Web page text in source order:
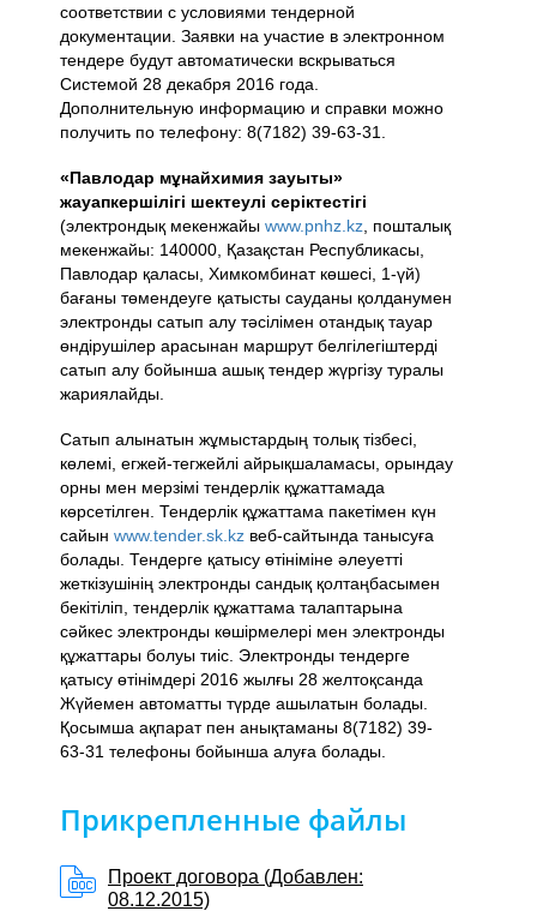
соответствии с условиями тендерной
документации. Заявки на участие в электронном
тендере будут автоматически вскрываться
Системой 28 декабря 2016 года.
Дополнительную информацию и справки можно
получить по телефону: 8(7182) 39-63-31.
«Павлодар мұнайхимия зауыты»
жауапкершілігі шектеулі серіктестігі
(электрондық мекенжайы www.pnhz.kz , пошталық
мекенжайы: 140000, Қазақстан Республикасы,
Павлодар қаласы, Химкомбинат көшесі, 1-үй)
бағаны төмендеуге қатысты сауданы қолданумен
электронды сатып алу тәсілімен отандық тауар
өндірушілер арасынан маршрут белгілегіштерді
сатып алу бойынша ашық тендер жүргізу туралы
жариялайды.
Сатып алынатын жұмыстардың толық тізбесі,
көлемі, егжей-тегжейлі айрықшаламасы, орындау
орны мен мерзімі тендерлік құжаттамада
көрсетілген. Тендерлік құжаттама пакетімен күн
сайын www.tender.sk.kz веб-сайтында танысуға
болады. Тендерге қатысу өтініміне әлеуетті
жеткізушінің электронды сандық қолтаңбасымен
бекітіліп, тендерлік құжаттама талаптарына
сәйкес электронды көшірмелері мен электронды
құжаттары болуы тиіс. Электронды тендерге
қатысу өтінімдері 2016 жылғы 28 желтоқсанда
Жүйемен автоматты түрде ашылатын болады.
Қосымша ақпарат пен анықтаманы 8(7182) 39-
63-31 телефоны бойынша алуға болады.
Прикрепленные файлы
Проект договора (Добавлен:
08.12.2015)